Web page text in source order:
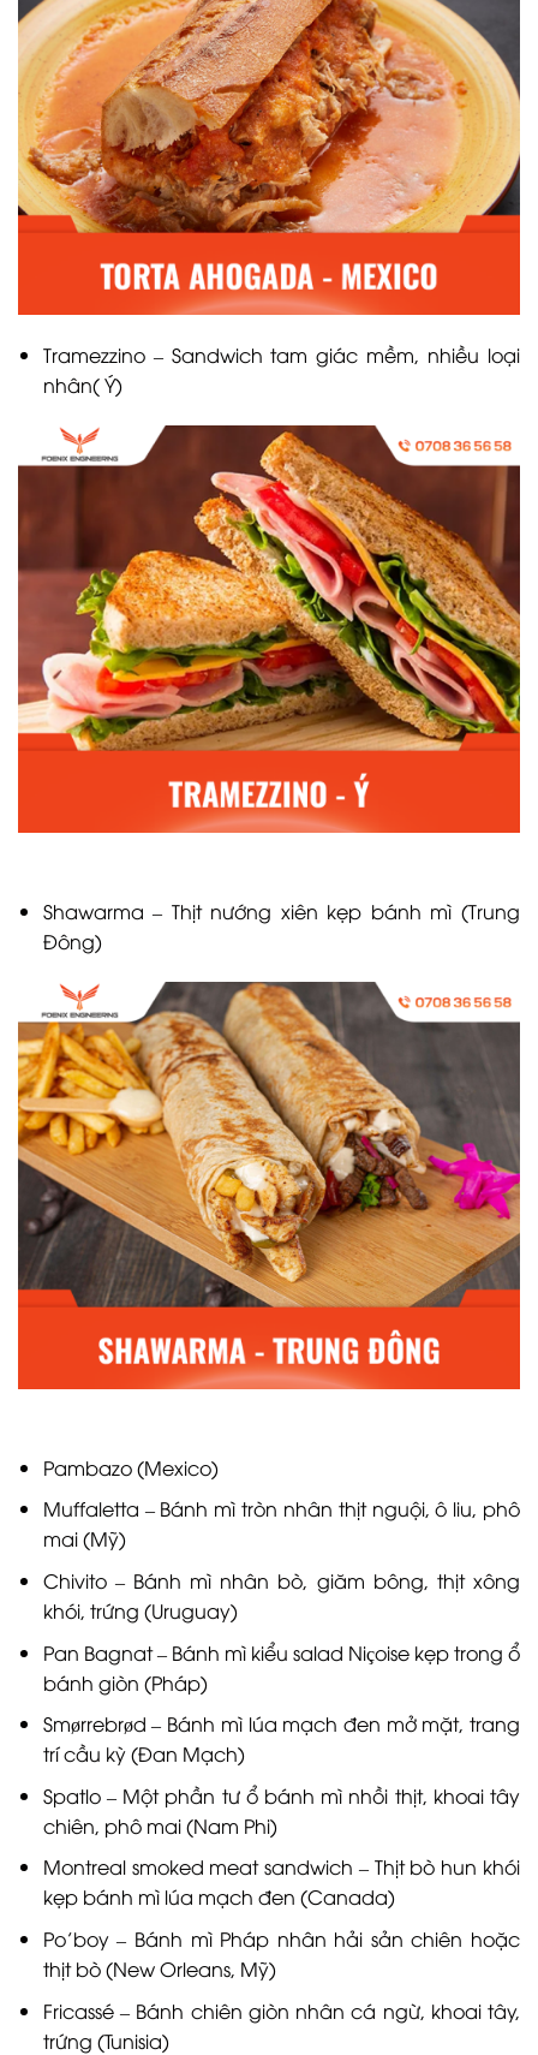
Tramezzino – Sandwich tam giác mềm, nhiều loại
nhân( Ý)
Shawarma – Thịt nướng xiên kẹp bánh mì (Trung
Đông)
Pambazo (Mexico)
Muffaletta – Bánh mì tròn nhân thịt nguội, ô liu, phô
mai (Mỹ)
Chivito – Bánh mì nhân bò, giăm bông, thịt xông
khói, trứng (Uruguay)
Pan Bagnat – Bánh mì kiểu salad Niçoise kẹp trong ổ
bánh giòn (Pháp)
Smørrebrød – Bánh mì lúa mạch đen mở mặt, trang
trí cầu kỳ (Đan Mạch)
Spatlo – Một phần tư ổ bánh mì nhồi thịt, khoai tây
chiên, phô mai (Nam Phi)
Montreal smoked meat sandwich – Thịt bò hun khói
kẹp bánh mì lúa mạch đen (Canada)
Po’boy – Bánh mì Pháp nhân hải sản chiên hoặc
thịt bò (New Orleans, Mỹ)
Fricassé – Bánh chiên giòn nhân cá ngừ, khoai tây,
trứng (Tunisia)